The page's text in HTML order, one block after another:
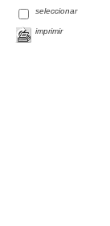
seleccionar
imprimir